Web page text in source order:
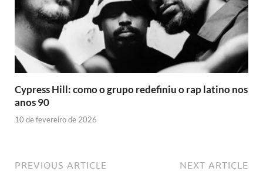
Cypress Hill: como o grupo redefiniu o rap latino nos
anos 90
10 de fevereiro de 2026
PREVIOUS ARTICLE NEXT ARTICLE